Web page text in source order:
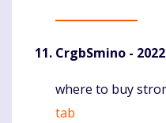
CrgbSmino -
Komentaras
where to buy
tab